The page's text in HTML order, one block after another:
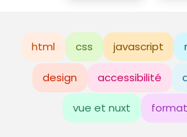
html css javascript
design accessibilité
vue et nuxt